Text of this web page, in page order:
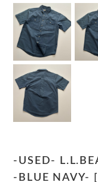
-USED-
-BLUE NAVY-